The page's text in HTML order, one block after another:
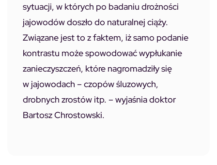
sytuacji, w których po badaniu drożności
jajowodów doszło do naturalnej ciąży.
Związane jest to z faktem, iż samo podanie
kontrastu może spowodować wypłukanie
zanieczyszczeń, które nagromadziły się
w jajowodach – czopów śluzowych,
drobnych zrostów itp. – wyjaśnia doktor
Bartosz Chrostowski.